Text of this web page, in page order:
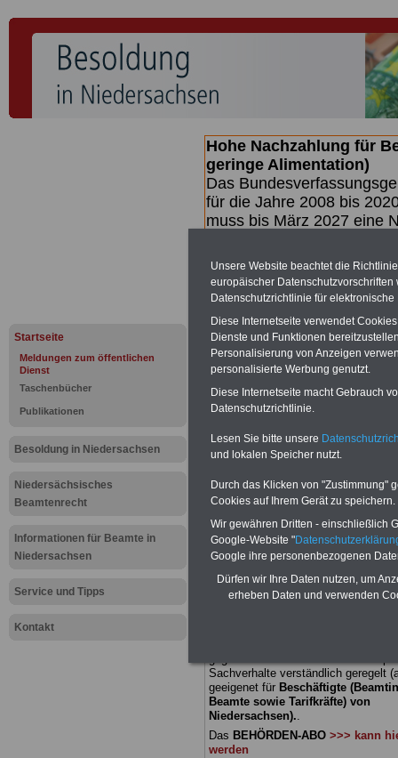
Startseite
Meldungen zum öffentlichen
Dienst
Taschenbücher
Publikationen
Besoldung in Niedersachsen
Niedersächsisches
Beamtenrecht
Informationen für Beamte in
Niedersachsen
Service und Tipps
Kontakt
Hohe Nachzahlung für
geringe Alimentation)
Das
für die Jahre 2008 bis
muss bis März 2027 eine
(Beamte &
geben (Medienberichten
mind.3.000 und 13.000
hierzu eine Broschüre
des Gesetzentwurfs der
(wahrscheinlich im
Broschüre.
Meldung
für
BEHÖRDEN-ABO
mit 3 Ratgebern
22,50 Euro: Wissenswertes für
Sachverhalte verständlich geregelt
geeigenet für Beschäftigte
Beamte sowie Tarifkräfte) von
Niedersachsen)..
Das BEHÖRDEN-ABO >>> kann
werden
Unsere Website beachtet die
europäischer
Datenschutzrichtlinie für
Diese Internetseite verwendet
Dienste und Funktionen
Personalisierung von Anzeigen
personalisierte Werbung genutzt.
Diese Internetseite macht Gebrauch
Datenschutzrichtlinie.
Lesen Sie bitte unsere
und lokalen Speicher nutzt.
Durch das Klicken von "Zustimmung"
Cookies auf Ihrem Gerät zu speichern.
Wir gewähren Dritten - einschließlich
Google-Website "
Google ihre personenbezogenen
Dürfen wir Ihre Daten nutzen, um
erheben Daten und verwenden